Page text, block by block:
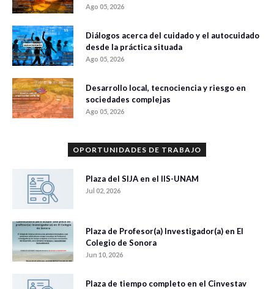
Ago 05, 2026
Diálogos acerca del cuidado y el autocuidado
desde la práctica situada
Ago 05, 2026
Desarrollo local, tecnociencia y riesgo en
sociedades complejas
Ago 05, 2026
OPORTUNIDADES DE TRABAJO
Plaza del SIJA en el IIS-UNAM
Jul 02, 2026
Plaza de Profesor(a) Investigador(a) en El
Colegio de Sonora
Jun 10, 2026
Plaza de tiempo completo en el Cinvestav